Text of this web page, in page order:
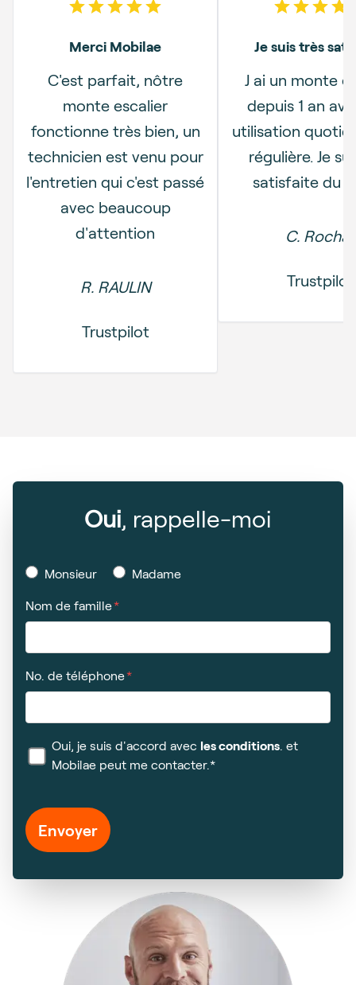
5 out of 5 stars
Merci Mobilae
C'est parfait, nôtre
monte escalier
fonctionne très bien, un
technicien est venu pour
l'entretien qui c'est passé
avec beaucoup
d'attention
R. RAULIN
Trustpilot
5 out
Je suis très
J ai un monte
depuis 1 an
utilisation
régulière. Je
satisfaite du
C. Rochat
Trustpilot
Oui, rappelle-moi
Monsieur Madame
Nom de famille
No. de téléphone
Oui, je suis d'accord avec les conditions. et
Mobilae peut me contacter.*
Envoyer